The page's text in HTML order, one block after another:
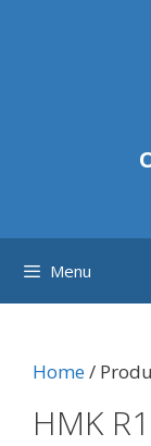
Menu
Home/
HMK